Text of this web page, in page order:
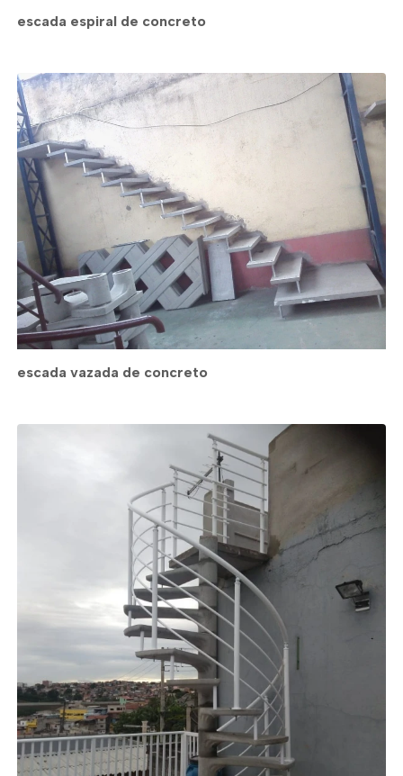
escada espiral de concreto
escada vazada de concreto